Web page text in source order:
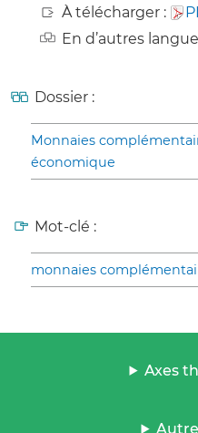
À télécharger :
En d’autres
Dossier :
Monnaies
économique
Mot-clé :
monnaies
Axes